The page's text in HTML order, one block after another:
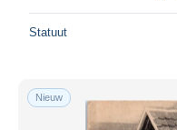
Statuut
Nieuw